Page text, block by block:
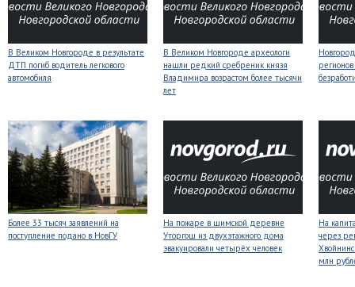
В Великом Новгороде в результате
ДТП погиб водитель легкового
автомобиля
В Великом Новгороде археологи
нашли редкий сребреник князя
Владимира возрастом более тысячи
лет
Более 33 тысяч заявлений на
поступление подано в НовГУ
На пожаре в шимской деревне
Уторгош из двухэтажного дома
эвакуировали четырёх человек
На
через
млн